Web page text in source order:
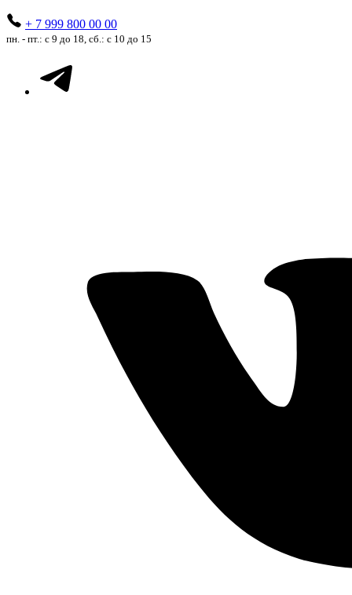
+ 7 999 800 00 00
пн. - пт.: с 9 до 18, сб.: с 10 до 15